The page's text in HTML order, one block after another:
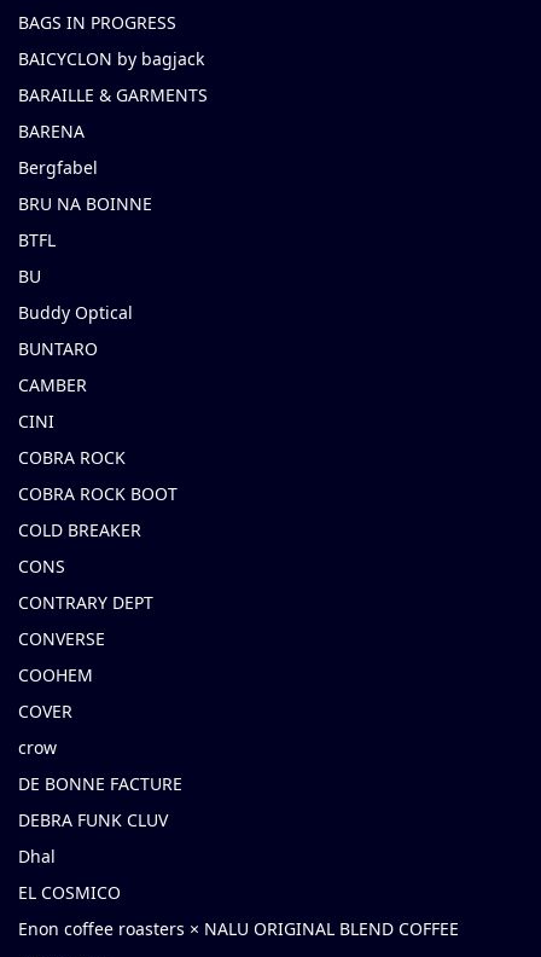
BAGS IN PROGRESS
BAICYCLON by bagjack
BARAILLE & GARMENTS
BARENA
Bergfabel
BRU NA BOINNE
BTFL
BU
Buddy Optical
BUNTARO
CAMBER
CINI
COBRA ROCK
COBRA ROCK BOOT
COLD BREAKER
CONS
CONTRARY DEPT
CONVERSE
COOHEM
COVER
crow
DE BONNE FACTURE
DEBRA FUNK CLUV
Dhal
EL COSMICO
Enon coffee roasters × NALU ORIGINAL BLEND COFFEE